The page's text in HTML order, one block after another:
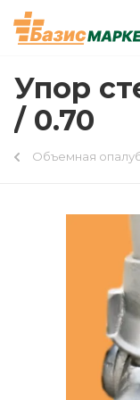
Упор
/ 0.70
Объемная